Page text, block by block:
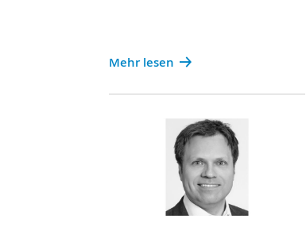
Mehr lesen